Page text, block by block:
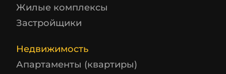
Жилые комплексы
Застройщики
Недвижимость
Апартаменты (квартиры)